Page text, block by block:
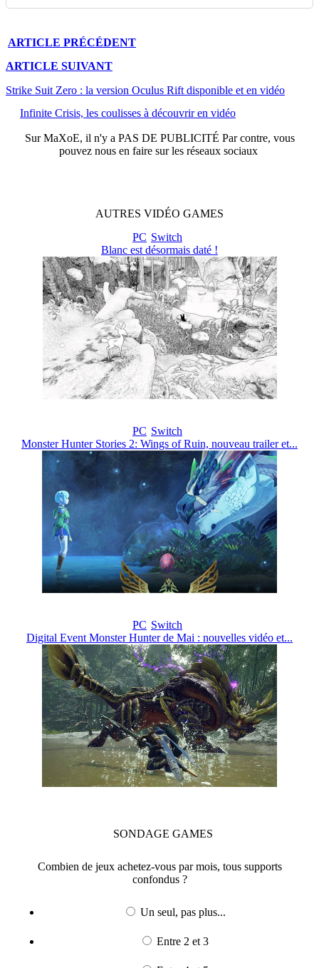
ARTICLE PRÉCÉDENT
ARTICLE SUIVANT
Strike Suit Zero : la version Oculus Rift disponible et en vidéo
Infinite Crisis, les coulisses à découvrir en vidéo
SurMaXoE, il n'y a PAS DE PUBLICITÉ Par contre, vous
pouvez nous en faire sur les réseaux sociaux
AUTRES VIDÉO GAMES
PC Switch
Blanc est désormais daté !
PC Switch
Monster Hunter Stories 2: Wings of Ruin, nouveau trailer et...
PC Switch
Digital Event Monster Hunter de Mai : nouvelles vidéo et...
SONDAGE GAMES
Combien de jeux achetez-vous par mois, tous supports
confondus ?
Un seul, pas plus...
Entre 2 et 3